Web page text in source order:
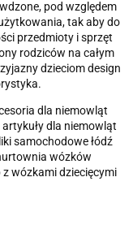
pod względem
tak aby do
przedmioty i sprzęt
rodziców na całym
dzieciom design
dla niemowląt
artykuły dla niemowląt
samochodowe łódź
wózków
z wózkami dziecięcymi